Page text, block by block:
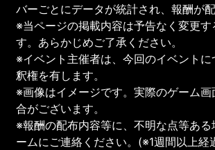
バーごとにデータが統計され、報酬が配
※当ページの掲載内容は予告なく変更す
す。あらかじめご了承ください。
※イベント主催者は、今回のイベント
釈権を有します。
※画像はイメージです。実際のゲーム
合がございます。
※報酬の配布内容等に、不明な点等ある
ームにご連絡ください。(※1週間以上経